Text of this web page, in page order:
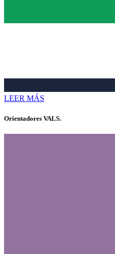
LEER MÁS
Orientadores VALS.